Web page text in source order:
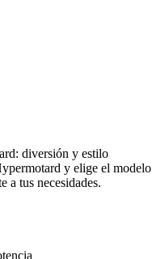
diversión y estilo
y elige el modelo
a tus necesidades.